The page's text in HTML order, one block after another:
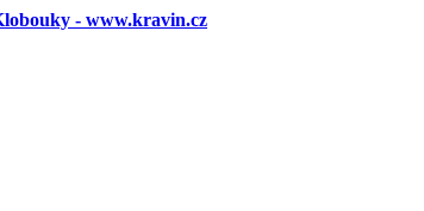
- www.kravin.cz